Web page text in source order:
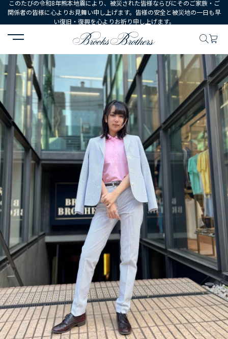
このたびの令和8年熊本地震により、被災された皆様ならびにそのご家族・ご
関係者の皆様に心よりお見舞い申し上げます。皆様の安全と被災地の一日も早
い復旧・復興を心よりお祈り申し上げます。
HOME コーディネート コーディネート詳細